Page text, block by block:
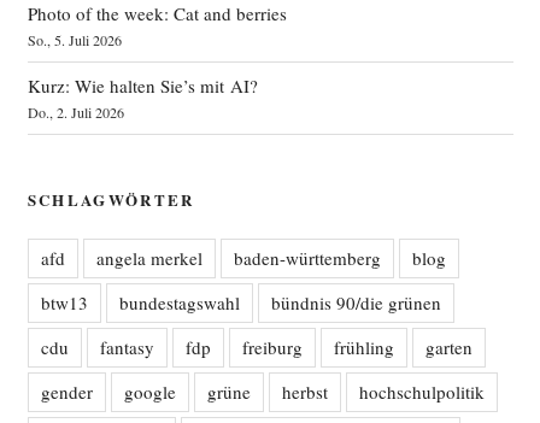
Photo of the week: Cat and berries
So., 5. Juli 2026
Kurz: Wie halten Sie’s mit AI?
Do., 2. Juli 2026
SCHLAGWÖRTER
afd angela merkel baden-württemberg
blog
btw13
bundestagswahl
bündnis 90/die grünen
cdu
fantasy fdp freiburg frühling
garten
gender
google grüne herbst
hochschulpolitik